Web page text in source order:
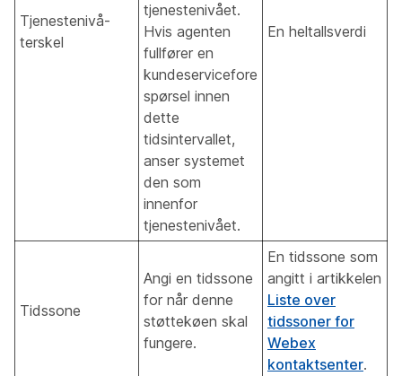
Tjenestenivå-
terskel
tjenestenivået.
Hvis agenten
fullfører en
kundeservicefore
spørsel innen
dette
tidsintervallet,
anser systemet
den som
innenfor
tjenestenivået.
En heltallsverdi
Tidssone
Angi en tidssone
for når denne
støttekøen skal
fungere.
En tidssone som
angitt i artikkelen
Liste over
tidssoner for
Webex
kontaktsenter.